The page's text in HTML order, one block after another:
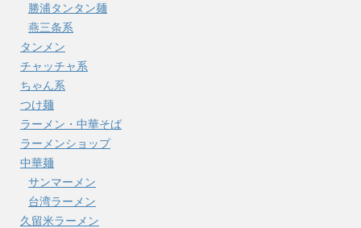
勝浦タンタン麺
燕三条系
タンメン
チャッチャ系
ちゃん系
つけ麺
ラーメン・中華そば
ラーメンショップ
中華麺
サンマーメン
台湾ラーメン
久留米ラーメン